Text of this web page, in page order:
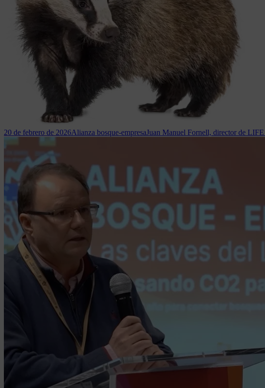
20 de febrero de 2026Alianza bosque-empresaJuan Manuel Fornell, director de